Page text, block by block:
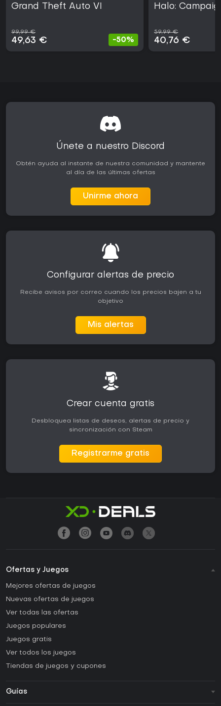
Grand Theft Auto VI
99,99 €
49,63 € -50%
Halo:
59,99 €
40,76 €
Únete a nuestro Discord
Obtén ayuda al instante de nuestra comunidad y mantente
al día de las últimas ofertas
Unirme ahora
Configurar alertas de precio
Recibe avisos por correo cuando los precios bajen a tu
objetivo
Mis alertas
Crear cuenta gratis
Desbloquea listas de deseos, alertas de precio y
sincronización con Steam
Registrarme gratis
Ofertas y Juegos
Mejores ofertas de juegos
Nuevas ofertas de juegos
Ver todas las ofertas
Juegos populares
Juegos gratis
Ver todos los juegos
Tiendas de juegos y cupones
Guías